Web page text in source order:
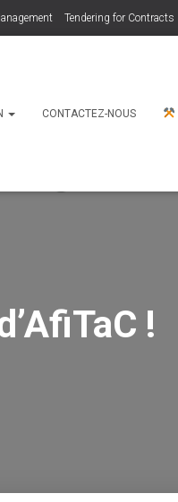
Tendering for Contracts
CONTACTEZ-NOUS
!